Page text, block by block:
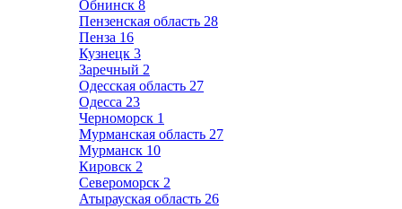
Обнинск 8
Пензенская область 28
Пенза 16
Кузнецк 3
Заречный 2
Одесская область 27
Одесса 23
Черноморск 1
Мурманская область 27
Мурманск 10
Кировск 2
Североморск 2
Атырауская область 26